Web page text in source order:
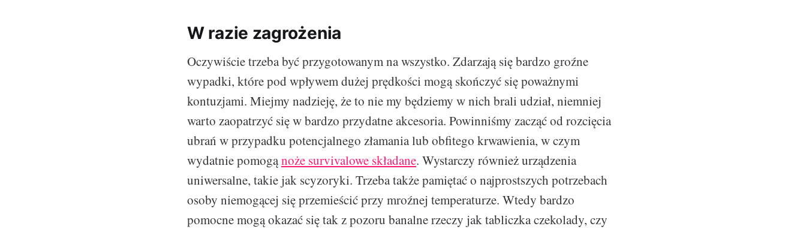
W razie zagrożenia
Oczywiście trzeba być przygotowanym na wszystko. Zdarzają się bardzo groźne
wypadki, które pod wpływem dużej prędkości mogą skończyć się poważnymi
kontuzjami. Miejmy nadzieję, że to nie my będziemy w nich brali udział, niemniej
warto zaopatrzyć się w bardzo przydatne akcesoria. Powinniśmy zacząć od rozcięcia
ubrań w przypadku potencjalnego złamania lub obfitego krwawienia, w czym
wydatnie pomogąnoże survivalowe składane. Wystarczy również urządzenia
uniwersalne, takie jak scyzoryki. Trzeba także pamiętać o najprostszych potrzebach
osoby niemogącej się przemieścić przy mroźnej temperaturze. Wtedy bardzo
pomocne mogą okazać się tak z pozoru banalne rzeczy jak tabliczka czekolady, czy